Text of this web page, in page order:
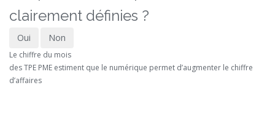
clairement définies ?
Oui Non
Le chiffre du mois
des TPE PME estiment que le numérique permet d’augmenter le chiffre
d’affaires